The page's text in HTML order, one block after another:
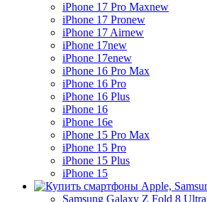
iPhone 17 Pro Maxnew
iPhone 17 Pronew
iPhone 17 Airnew
iPhone 17new
iPhone 17enew
iPhone 16 Pro Max
iPhone 16 Pro
iPhone 16 Plus
iPhone 16
iPhone 16e
iPhone 15 Pro Max
iPhone 15 Pro
iPhone 15 Plus
iPhone 15
Samsung Galaxy Z Fold 8 Ultra